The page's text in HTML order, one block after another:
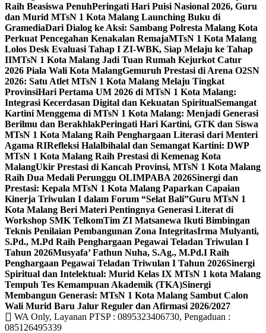
Raih Beasiswa PenuhPeringati Hari Puisi Nasional 2026, Guru
dan Murid MTsN 1 Kota Malang Launching Buku di
GramediaDari Dialog ke Aksi: Sambang Polresta Malang Kota
Perkuat Pencegahan Kenakalan RemajaMTsN 1 Kota Malang
Lolos Desk Evaluasi Tahap I ZI-WBK, Siap Melaju ke Tahap
IIMTsN 1 Kota Malang Jadi Tuan Rumah Kejurkot Catur
2026 Piala Wali Kota MalangGemuruh Prestasi di Arena O2SN
2026: Satu Atlet MTsN 1 Kota Malang Melaju Tingkat
ProvinsiHari Pertama UM 2026 di MTsN 1 Kota Malang:
Integrasi Kecerdasan Digital dan Kekuatan SpiritualSemangat
Kartini Menggema di MTsN 1 Kota Malang: Menjadi Generasi
Berilmu dan BerakhlakPeringati Hari Kartini, GTK dan Siswa
MTsN 1 Kota Malang Raih Penghargaan Literasi dari Menteri
Agama RIRefleksi Halalbihalal dan Semangat Kartini: DWP
MTsN 1 Kota Malang Raih Prestasi di Kemenag Kota
MalangUkir Prestasi di Kancah Provinsi, MTsN 1 Kota Malang
Raih Dua Medali Perunggu OLIMPABA 2026Sinergi dan
Prestasi: Kepala MTsN 1 Kota Malang Paparkan Capaian
Kinerja Triwulan I dalam Forum “Selat Bali”Guru MTsN 1
Kota Malang Beri Materi Pentingnya Generasi Literat di
Workshop SMK TelkomTim ZI Matsanewa Ikuti Bimbingan
Teknis Penilaian Pembangunan Zona IntegritasIrma Mulyanti,
S.Pd., M.Pd Raih Penghargaan Pegawai Teladan Triwulan I
Tahun 2026Musyafa’ Fathun Nuha, S.Ag., M.Pd.I Raih
Penghargaan Pegawai Teladan Triwulan I Tahun 2026Sinergi
Spiritual dan Intelektual: Murid Kelas IX MTsN 1 kota Malang
Tempuh Tes Kemampuan Akademik (TKA)Sinergi
Membangun Generasi: MTsN 1 Kota Malang Sambut Calon
Wali Murid Baru Jalur Reguler dan Afirmasi 2026/2027
WA Only, Layanan PTSP : 0895323406730, Pengaduan :
085126495339